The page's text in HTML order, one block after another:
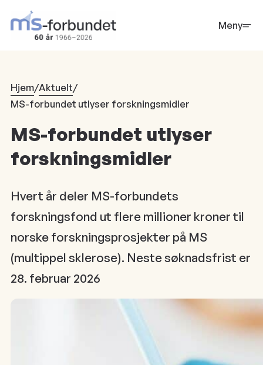
hovedinnhold
Meny
Hjem/Aktuelt/
MS-forbundet utlyser forskningsmidler
MS-forbundet utlyser
forskningsmidler
Hvert år deler MS-forbundets
forskningsfond ut flere millioner kroner til
norske forskningsprosjekter på MS
(multippel sklerose). Neste søknadsfrist er
28. februar 2026